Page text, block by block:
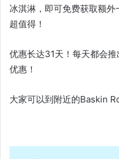
冰淇淋，即可免费获取额外
超值得！
优惠长达31天！每天都会
优惠！
大家可以到附近的Baskin